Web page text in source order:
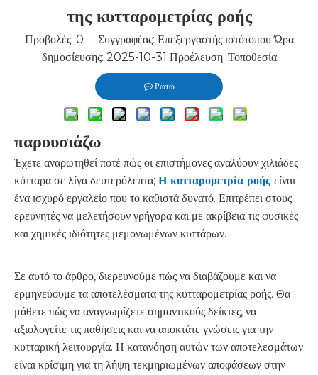
της κυτταρομετρίας ροής
Προβολές: 0 Συγγραφέας: Επεξεργαστής ιστότοπου Ώρα
δημοσίευσης: 2025-10-31 Προέλευση: Τοποθεσία
Ρωτώ
παρουσιάζω
Έχετε αναρωτηθεί ποτέ πώς οι επιστήμονες αναλύουν χιλιάδες
κύτταρα σε λίγα δευτερόλεπτα; Η κυτταρομετρία ροής είναι
ένα ισχυρό εργαλείο που το καθιστά δυνατό. Επιτρέπει στους
ερευνητές να μελετήσουν γρήγορα και με ακρίβεια τις φυσικές
και χημικές ιδιότητες μεμονωμένων κυττάρων.
Σε αυτό το άρθρο, διερευνούμε πώς να διαβάζουμε και να
ερμηνεύουμε τα αποτελέσματα της κυτταρομετρίας ροής. Θα
μάθετε πώς να αναγνωρίζετε σημαντικούς δείκτες, να
αξιολογείτε τις παθήσεις και να αποκτάτε γνώσεις για την
κυτταρική λειτουργία. Η κατανόηση αυτών των αποτελεσμάτων
είναι κρίσιμη για τη λήψη τεκμηριωμένων αποφάσεων στην